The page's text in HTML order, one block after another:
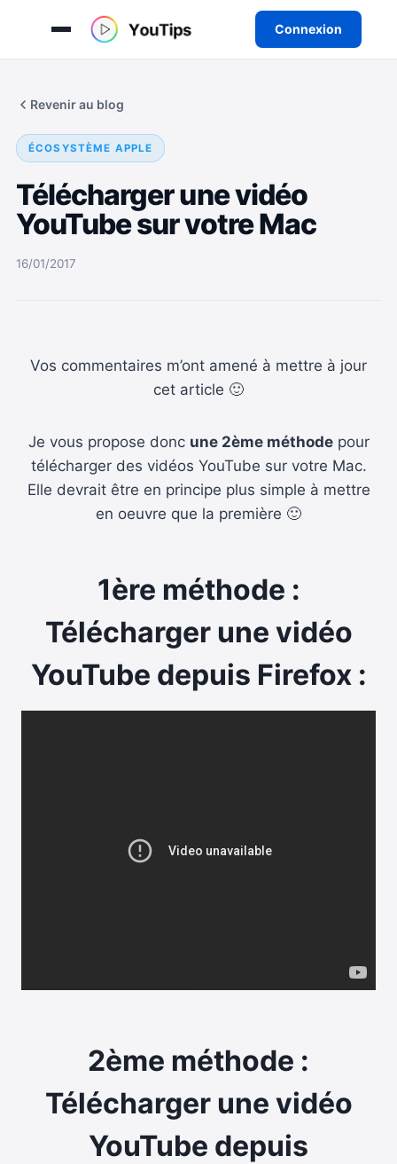
Connexion
Revenir au blog
ÉCOSYSTÈME APPLE
Télécharger une vidéo
YouTube sur votre Mac
16/01/2017
Vos commentaires m’ont amené à mettre à jour
cet article 🙂
Je vous propose donc une 2ème méthodepour
télécharger des vidéos YouTube sur votre Mac.
Elle devrait être en principe plus simple à mettre
en oeuvre que la première 🙂
1ère méthode :
Télécharger une vidéo
YouTube depuis Firefox :
2ème méthode :
Télécharger une vidéo
YouTube depuis